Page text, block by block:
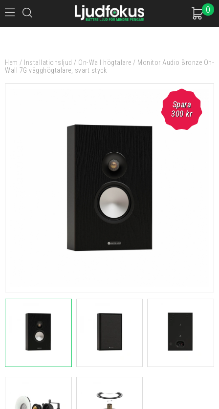
0
Hem / Installationsljud / On-Wall högtalare / Monitor Audio Bronze On-
Wall 7G vägghögtalare, svart styck
Spara
300kr